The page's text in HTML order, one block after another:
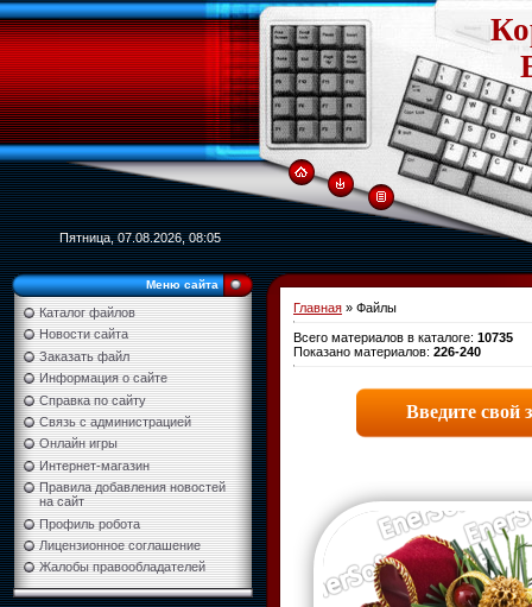
Пятница, 07.08.2026, 08:05
Меню сайта
Каталог файлов
Новости сайта
Заказать файл
Информация о сайте
Справка по сайту
Связь с администрацией
Онлайн игры
Интернет-магазин
Правила добавления новостей
на сайт
Профиль робота
Лицензионное соглашение
Жалобы правообладателей
Главная » Файлы
Всего материалов в каталоге: 10735
Показано материалов: 226-240